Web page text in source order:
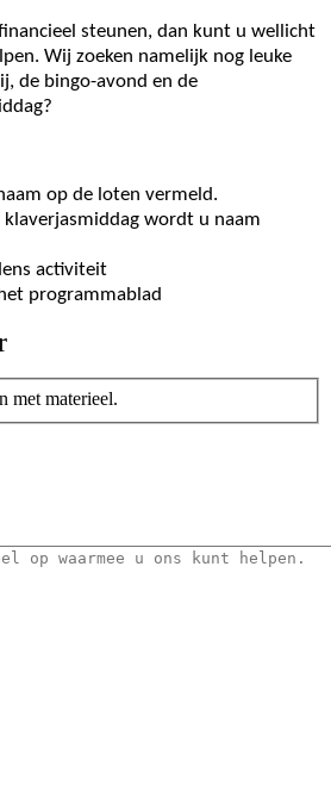
steunen, dan kunt u wellicht
Wij zoeken namelijk nog leuke
de bingo-avond en de
op de loten vermeld.
klaverjasmiddag wordt u naam
activiteit
programmablad
met materieel.